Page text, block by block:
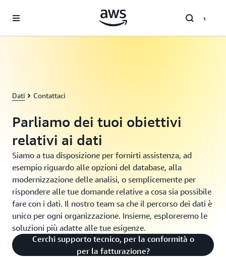
Dati Contattaci
Parliamo dei tuoi obiettivi
relativi ai dati
Siamo a tua disposizione per fornirti assistenza, ad
esempio riguardo alle opzioni del database, alla
modernizzazione delle analisi, o semplicemente per
rispondere alle tue domande relative a cosa sia possibile
fare con i dati. Il nostro team sa che il percorso dei dati è
unico per ogni organizzazione. Insieme, esploreremo le
soluzioni più adatte alle tue esigenze.
Cerchi supporto tecnico, per la conformità o
per la fatturazione?